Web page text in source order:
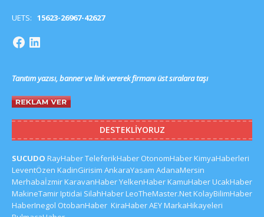
UETS: 15623-26967-42627
Tanıtım yazısı, banner ve link vererek firmanı üst sıralara taşı
DESTEKLIYORUZ
SUCUDO RayHaberTeleferikHaber OtonomHaberKimyaHaberleri
LeventÖzen KadinGirisim AnkaraYasam AdanaMersin
MerhabaİzmirKaravanHaberYelkenHaberKamuHaberUcakHaber
MakineTamirIptidai SilahHaberLeoTheMaster.NetKolayBilimHaber
HaberInegol OtobanHaber KiraHaberAEYMarkaHikayeleri